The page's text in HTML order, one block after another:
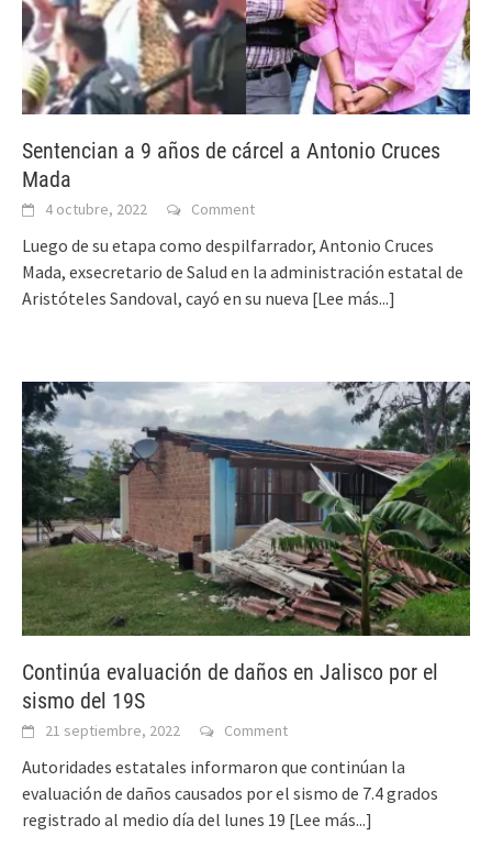
Sentencian a 9 años de cárcel a Antonio Cruces
Mada
4 octubre, 2022 Comment
Luego de su etapa como despilfarrador, Antonio Cruces
Mada, exsecretario de Salud en la administración estatal de
Aristóteles Sandoval, cayó en su nueva [Lee más...]
Continúa evaluación de daños en Jalisco por el
sismo del 19S
21 septiembre, 2022 Comment
Autoridades estatales informaron que continúan la
evaluación de daños causados por el sismo de 7.4 grados
registrado al medio día del lunes 19 [Lee más...]